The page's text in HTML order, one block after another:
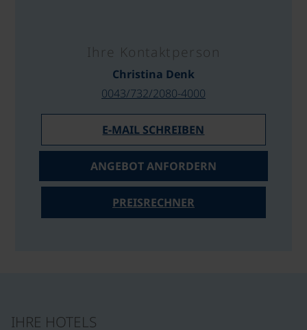
Ihre Kontaktperson
Christina Denk
0043/732/2080-4000
E-MAIL SCHREIBEN
ANGEBOT ANFORDERN
PREISRECHNER
IHRE HOTELS